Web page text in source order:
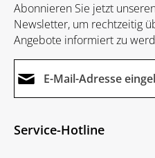
Abonnieren Sie jetzt
Newsletter, um rechtzeitig
Angebote informiert zu
Ich habe die
Die mit einem Stern (*)
Service-Hotline